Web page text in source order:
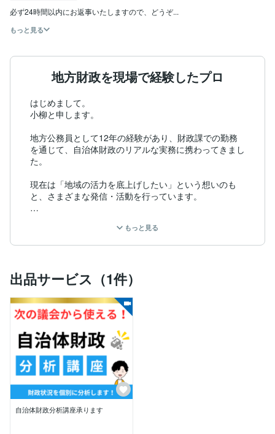
必ず24時間以内にお返事いたしますので、どうぞ...
もっと見る
地方財政を現場で経験したプロ
はじめまして。
小柳と申します。
地方公務員として12年の経験があり、財政課での勤務
を通じて、自治体財政のリアルな実務に携わってきまし
た。
現在は「地域の活力を底上げしたい」という想いのも
と、さまざまな発信・活動を行っています。
・書籍は週間ランキング1位を獲得
・「自治体通信online」にも取り上げられるなど、反響
普段はSNS等を通じて、
「財政を学びたいけど、専門用語が多くて難しい…」
「もっとスムーズに理解したい！」
という方に向けて、実務経験に基づいた実践的でわかり
やすい解説を提供中です。
また、地方財政や自治体業務に関するご相談はもちろ
ん、
・記事執筆
・セミナー・研修講師
・資料作成　など
ご要望に応じて柔軟に対応可能です！
もっと見る
出品サービス（1件）
自治体財政分析講座承ります